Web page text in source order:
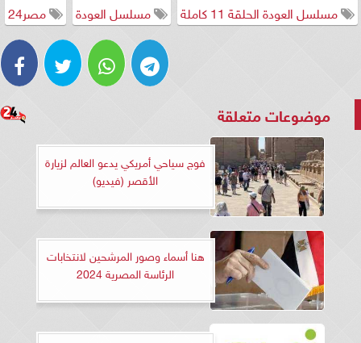
مسلسل العودة الحلقة 11 كاملة
مسلسل العودة مصر24
موضوعات متعلقة
فوج سياحي أمريكي يدعو العالم لزيارة
الأقصر (فيديو)
هنا أسماء وصور المرشحين لانتخابات
الرئاسة المصرية 2024